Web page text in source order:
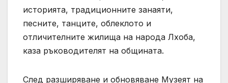
историята, традиционните занаяти,
песните, танците, облеклото и
отличителните жилища на народа Лхоба,
каза ръководителят на общината.
След разширяване и обновяване Музеят на